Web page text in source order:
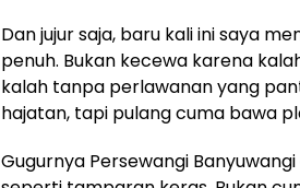
Dan jujur saja, baru kali ini saya
penuh. Bukan kecewa karena
kalah tanpa perlawanan yang
hajatan, tapi pulang cuma bawa
Gugurnya Persewangi